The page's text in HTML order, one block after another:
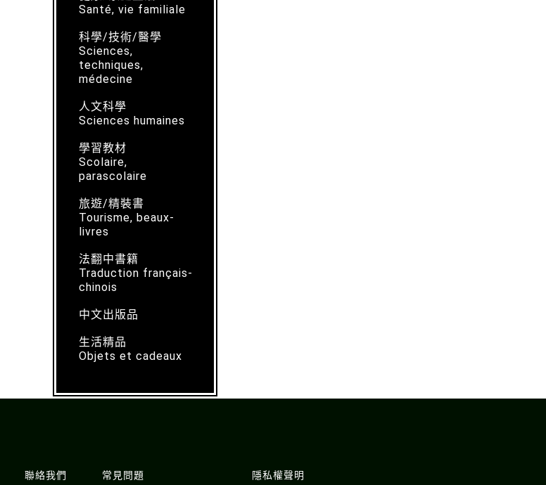
Santé, vie familiale
科學/技術/醫學
Sciences,
techniques,
médecine
人文科學
Sciences humaines
學習教材
Scolaire,
parascolaire
旅遊/精裝書
Tourisme, beaux-
livres
法翻中書籍
Traduction français-
chinois
中文出版品
生活精品
Objets et cadeaux
聯絡我們
常見問題
隱私權聲明